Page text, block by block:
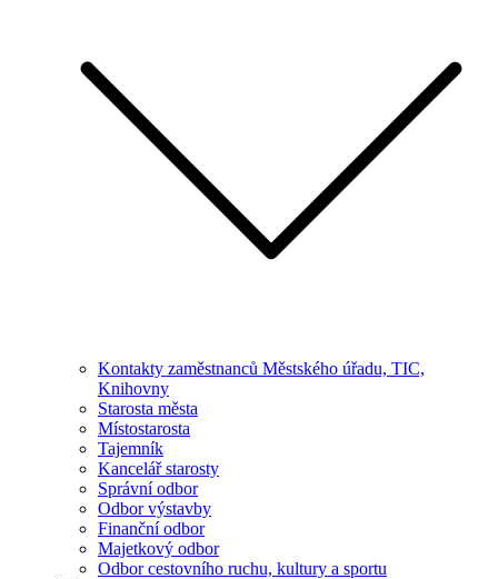
Kontakty zaměstnanců Městského úřadu, TIC,
Knihovny
Starosta města
Místostarosta
Tajemník
Kancelář starosty
Správní odbor
Odbor výstavby
Finanční odbor
Majetkový odbor
Odbor cestovního ruchu, kultury a sportu